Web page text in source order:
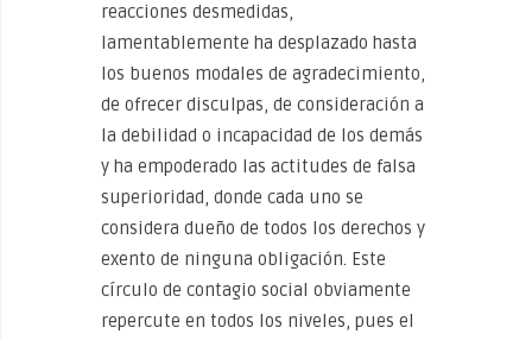
reacciones desmedidas,
lamentablemente ha desplazado hasta
los buenos modales de agradecimiento,
de ofrecer disculpas, de consideración a
la debilidad o incapacidad de los demás
y ha empoderado las actitudes de falsa
superioridad, donde cada uno se
considera dueño de todos los derechos y
exento de ninguna obligación. Este
círculo de contagio social obviamente
repercute en todos los niveles, pues el